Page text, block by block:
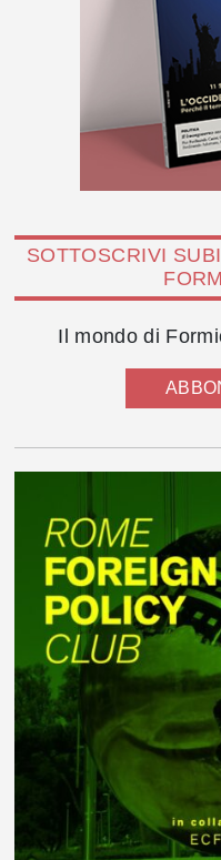
SOTTOSCRIVI
Il mondo di